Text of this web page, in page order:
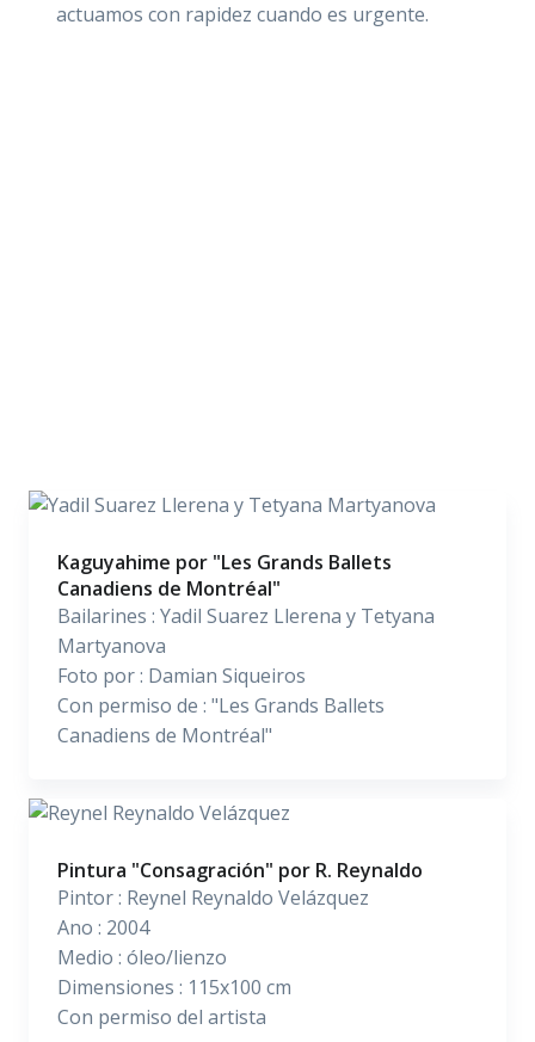
actuamos con rapidez cuando es urgente.
Kaguyahime por "Les Grands Ballets
Canadiens de Montréal"
Bailarines : Yadil Suarez Llerena y Tetyana
Martyanova
Foto por : Damian Siqueiros
Con permiso de : "Les Grands Ballets
Canadiens de Montréal"
Pintura "Consagración" por R. Reynaldo
Pintor : Reynel Reynaldo Velázquez
Ano : 2004
Medio : óleo/lienzo
Dimensiones : 115x100 cm
Con permiso del artista